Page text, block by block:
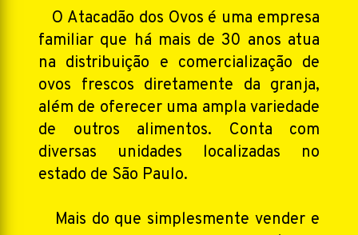
O Atacadão dos Ovos é uma empresa
familiar que há mais de 30 anos atua
na distribuição e comercialização de
ovos frescos diretamente da granja,
além de oferecer uma ampla variedade
de outros alimentos. Conta com
diversas unidades localizadas no
estado de São Paulo.
Mais do que simplesmente vender e